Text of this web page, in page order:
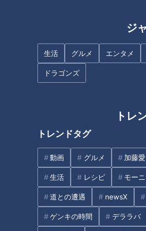
ジ
生活 グルメ エンタメ
ドラゴンズ
トレ
トレンドタグ
動画 グルメ 加藤愛
生活 レシピ モー
道との遭遇 newsX
ゲンキの時間 デララバ
解性魚鱗癬～定期配信型ドキュ
メンタリー「ピエロと呼ばれた
息子」第７３話
式を迎えた今、思うこと～定期
配信型ドキュメンタリー「ピエ
ロと呼ばれた息子」第86話
ドキュメンタリー